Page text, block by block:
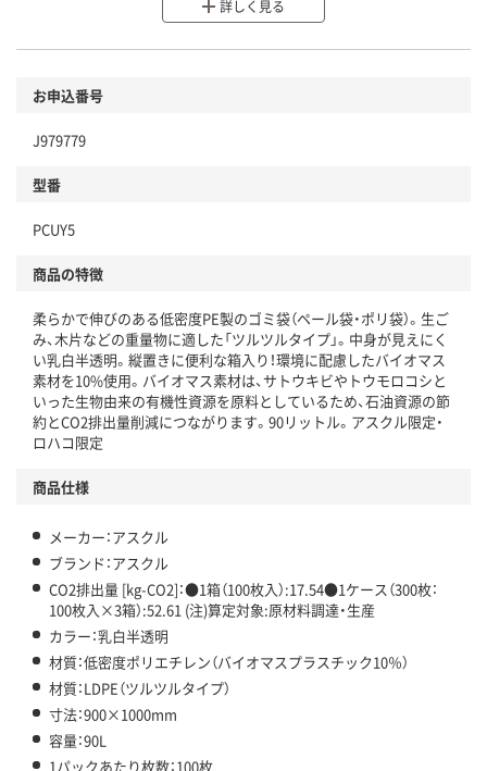
分別・リサイクルしやすい設計
商品
仕組
この商品の環境配慮ポイントです。下記商品詳細「
アスクル商品環境スコア詳細／加点項目
」で確認できます。
詳しく見る
お申込番号
J979779
型番
PCUY5
商品の特徴
柔らかで伸びのある低密度PE製のゴミ袋（ペール袋・ポリ袋）。生ご
み、木片などの重量物に適した「ツルツルタイプ」。中身が見えにく
い乳白半透明。縦置きに便利な箱入り！環境に配慮したバイオマス
素材を10%使用。バイオマス素材は、サトウキビやトウモロコシと
いった生物由来の有機性資源を原料としているため、石油資源の節
約とCO2排出量削減につながります。90リットル。アスクル限定・
ロハコ限定
商品仕様
メーカー：アスクル
ブランド：アスクル
CO2排出量 [kg-CO2]：●1箱（100枚入）:17.54●1ケース（300枚：
100枚入×3箱）:52.61 (注)算定対象:原材料調達・生産
カラー：乳白半透明
材質：低密度ポリエチレン（バイオマスプラスチック10％）
材質：LDPE（ツルツルタイプ）
寸法：900×1000mm
容量：90L
1パックあたり枚数：100枚